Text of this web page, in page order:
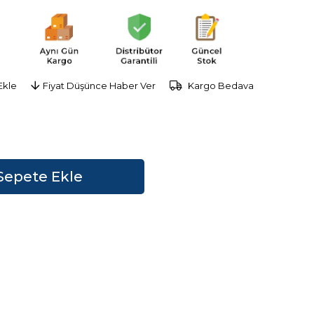
Fiyat Düşünce Haber Ver Kargo Bedava